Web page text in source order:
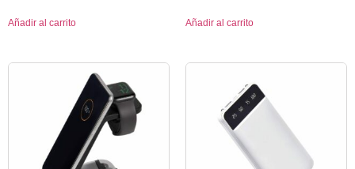
Añadir al carrito Añadir al carrito